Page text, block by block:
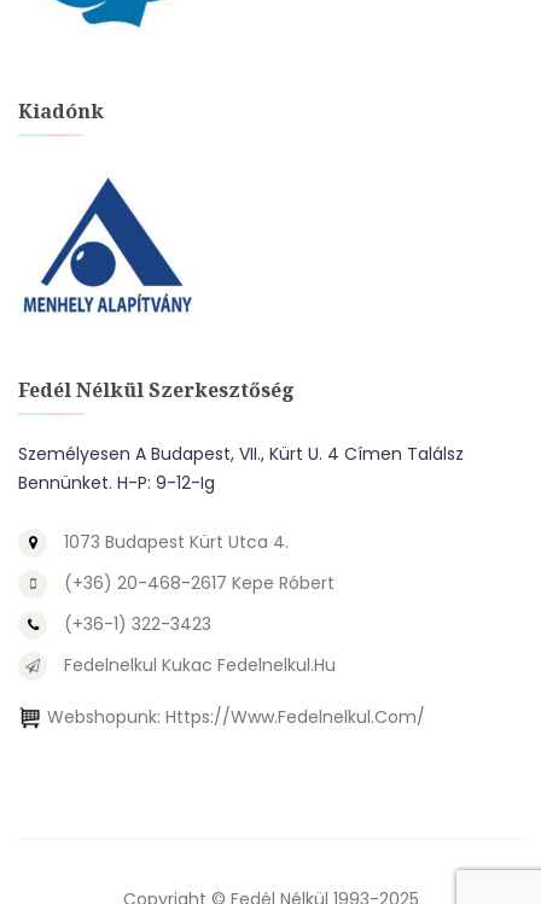
Kiadónk
Fedél Nélkül Szerkesztőség
Személyesen A Budapest, VII., Kürt U. 4 Címen Találsz
Bennünket. H-P: 9-12-Ig
1073 Budapest Kürt Utca 4.
(+36) 20-468-2617 Kepe Róbert
(+36-1) 322-3423
Fedelnelkul Kukac Fedelnelkul.hu
Webshopunk: Https://www.fedelnelkul.com/